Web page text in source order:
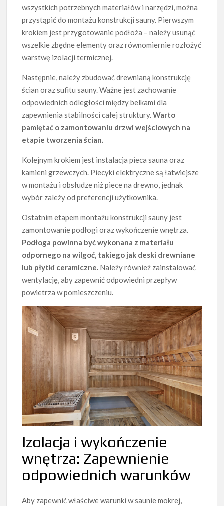
wszystkich potrzebnych materiałów i narzędzi, można
przystąpić do montażu konstrukcji sauny. Pierwszym
krokiem jest przygotowanie podłoża – należy usunąć
wszelkie zbędne elementy oraz równomiernie rozłożyć
warstwę izolacji termicznej.
Następnie, należy zbudować drewnianą konstrukcję
ścian oraz sufitu sauny. Ważne jest zachowanie
odpowiednich odległości między belkami dla
zapewnienia stabilności całej struktury.Warto
pamiętać o zamontowaniu drzwi wejściowych na
etapie tworzenia ścian.
Kolejnym krokiem jest instalacja pieca sauna oraz
kamieni grzewczych. Piecyki elektryczne są łatwiejsze
w montażu i obsłudze niż piece na drewno, jednak
wybór zależy od preferencji użytkownika.
Ostatnim etapem montażu konstrukcji sauny jest
zamontowanie podłogi oraz wykończenie wnętrza.
Podłoga powinna być wykonana z materiału
odpornego na wilgoć, takiego jak deski drewniane
lub płytki ceramiczne. Należy również zainstalować
wentylację, aby zapewnić odpowiedni przepływ
powietrza w pomieszczeniu.
Izolacja i wykończenie
wnętrza: Zapewnienie
odpowiednich warunków
Aby zapewnić właściwe warunki w saunie mokrej,